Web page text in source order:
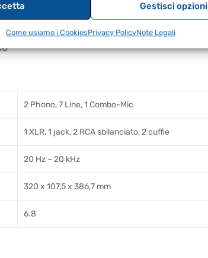
Gestisci opzioni
Come usiamo i CookiesPrivacy PolicyNote Legali
2 Phono, 7 Line, 1 Combo-Mic
1 XLR, 1 jack, 2 RCA sbilanciato, 2 cuffie
20 Hz – 20 kHz
320 x 107,5 x 386,7 mm
6.8